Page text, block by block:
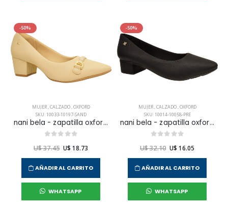
-50%
MUJER,CALZADO,OXFORD
SKU: 10033-10197-SAND
nani bela - zapatilla oxford vestir para mujer
U$ 37.45 U$ 18.73
AÑADIR AL CARRITO
WHATSAPP
-50%
MUJER,CALZADO,OXFORD
SKU: 10014-10058-PRE
nani bela - zapatilla oxford vestir para mujer
U$ 32.10 U$ 16.05
AÑADIR AL CARRITO
WHATSAPP